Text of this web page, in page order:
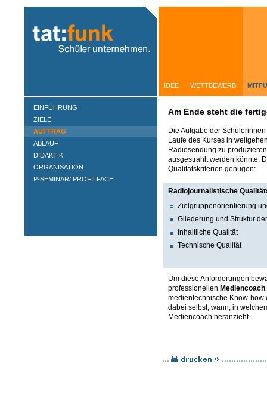
IDEE
WETTBEWERB
EINFÜHRUNG
ZIELE
AUFTRAG
ABLAUF
DIDAKTIK
ORGANISATION
P-SEMINAR/ PROFILFACH
Am Ende steht die
Die Aufgabe der
Laufe des Kurses in
Radiosendung zu
ausgestrahlt werden könnte.
Qualitätskriterien genügen:
Radiojournalistische
Zielgruppenorientierung
Gliederung und Struktur
Inhaltliche Qualität
Technische Qualität
Um diese Anforderungen
professionellen Mediencoach
medientechnische Know-
dabei selbst, wann, in
Mediencoach heranzieht.